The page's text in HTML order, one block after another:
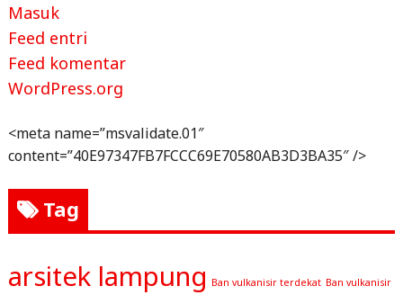
Masuk
Feed entri
Feed komentar
WordPress.org
<meta name=”msvalidate.01″
content=”40E97347FB7FCCC69E70580AB3D3BA35″ />
Tag
arsitek lampung Ban vulkanisir terdekat Ban vulkanisir